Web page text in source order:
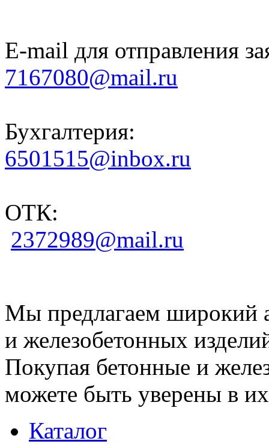
E-mail для отправления
7167080@mail.ru
Бухгалтерия:
6501515@inbox.ru
ОТК:
2372989@mail.ru
Мы предлагаем широкий
и железобетонных
Покупая бетонные и
можете быть уверены в их
Каталог